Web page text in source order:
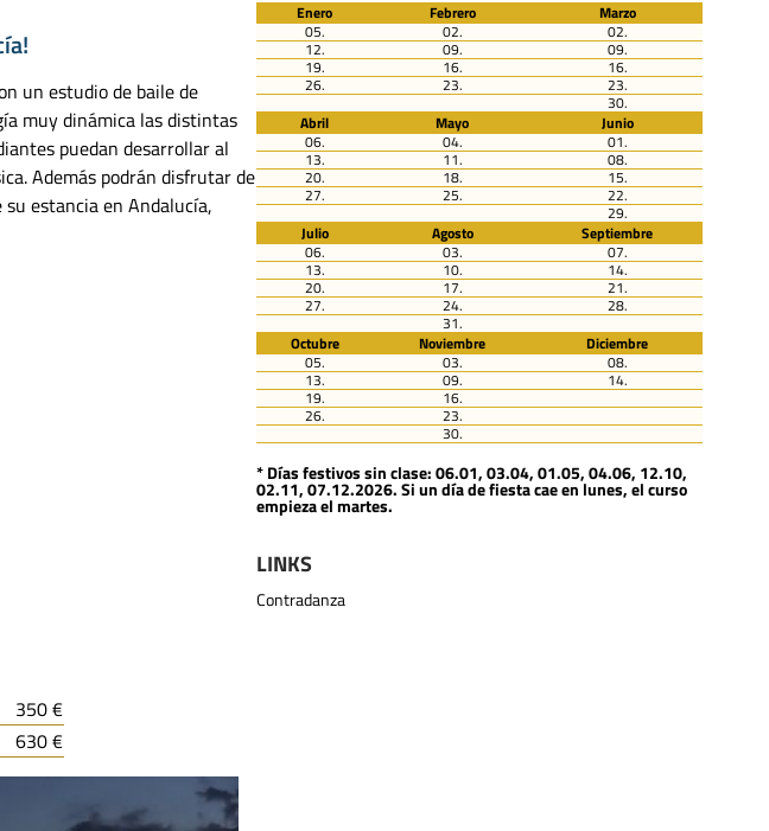
un estudio de baile de
muy dinámica las distintas
puedan desarrollar al
Además podrán disfrutar de
estancia en Andalucía,
350 €
630 €
Enero Febrero
Marzo
05.
02. 02.
12. 09. 09.
19. 16. 16.
26. 23. 23.
30.
Abril
Mayo
Junio
06.
04. 01.
13. 11. 08.
20. 18. 15.
27. 25. 22.
29.
Julio
Agosto
Septiembre
06.
03. 07.
13. 10. 14.
20. 17. 21.
27. 24. 28.
31.
Octubre
Noviembre
Diciembre
05.
03. 08.
13. 09. 14.
19. 16.
26. 23.
30.
* Días festivos sin clase: 06.01, 03.04, 01.05, 04.06, 12.10,
02.11, 07.12.2026. Si un día de fiesta cae en lunes, el curso
empieza el martes.
LINKS
Contradanza